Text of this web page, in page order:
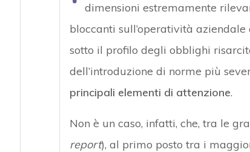
dimensioni estremamente
bloccanti sull’operatività aziendale
sotto il profilo degli obblighi
dell’introduzione di norme più
principali elementi di attenzione.
Non è un caso, infatti, che, tra le
report), al primo posto tra i